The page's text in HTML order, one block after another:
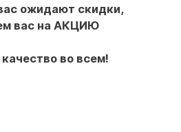
ожидают скидки,
вас на АКЦИЮ
во всем!